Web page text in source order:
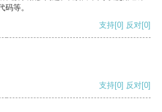
等。
支持[0] 反对[0]
支持[0] 反对[0]